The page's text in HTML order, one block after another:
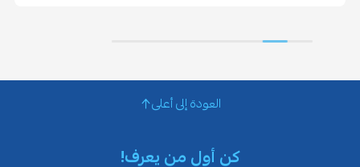
العودة إلى أعلى
كن أول من يعرف!